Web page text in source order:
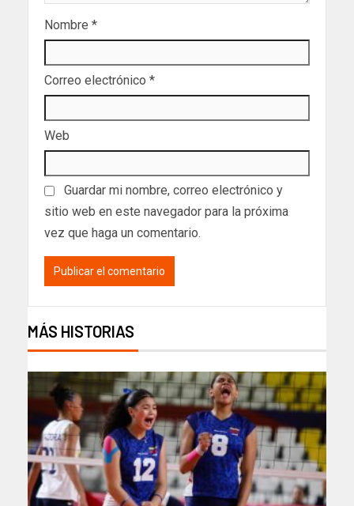
Nombre *
Correo electrónico *
Web
Guardar mi nombre, correo electrónico y
sitio web en este navegador para la próxima
vez que haga un comentario.
MÁS HISTORIAS